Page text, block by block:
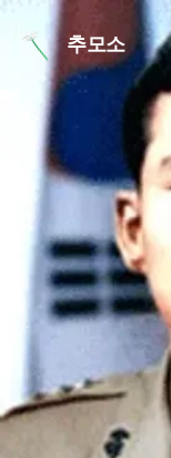
본문 바로가기
추모소